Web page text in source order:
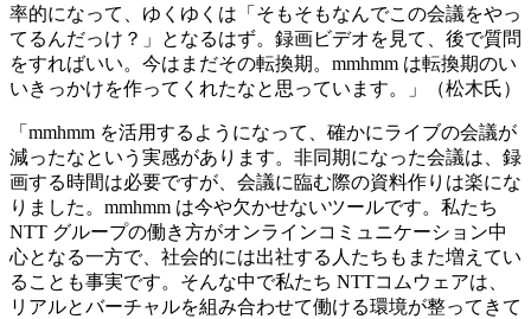
率的になって、ゆくゆくは「そもそもなんでこの会議をやっ
てるんだっけ？」となるはず。録画ビデオを見て、後で質問
をすればいい。今はまだその転換期。mmhmm は転換期のい
いきっかけを作ってくれたなと思っています。」（松木氏）
「mmhmm を活用するようになって、確かにライブの会議が
減ったなという実感があります。非同期になった会議は、録
画する時間は必要ですが、会議に臨む際の資料作りは楽にな
りました。mmhmm は今や欠かせないツールです。私たち
NTT グループの働き方がオンラインコミュニケーション中
心となる一方で、社会的には出社する人たちもまた増えてい
ることも事実です。そんな中で私たち NTTコムウェアは、
リアルとバーチャルを組み合わせて働ける環境が整ってきて